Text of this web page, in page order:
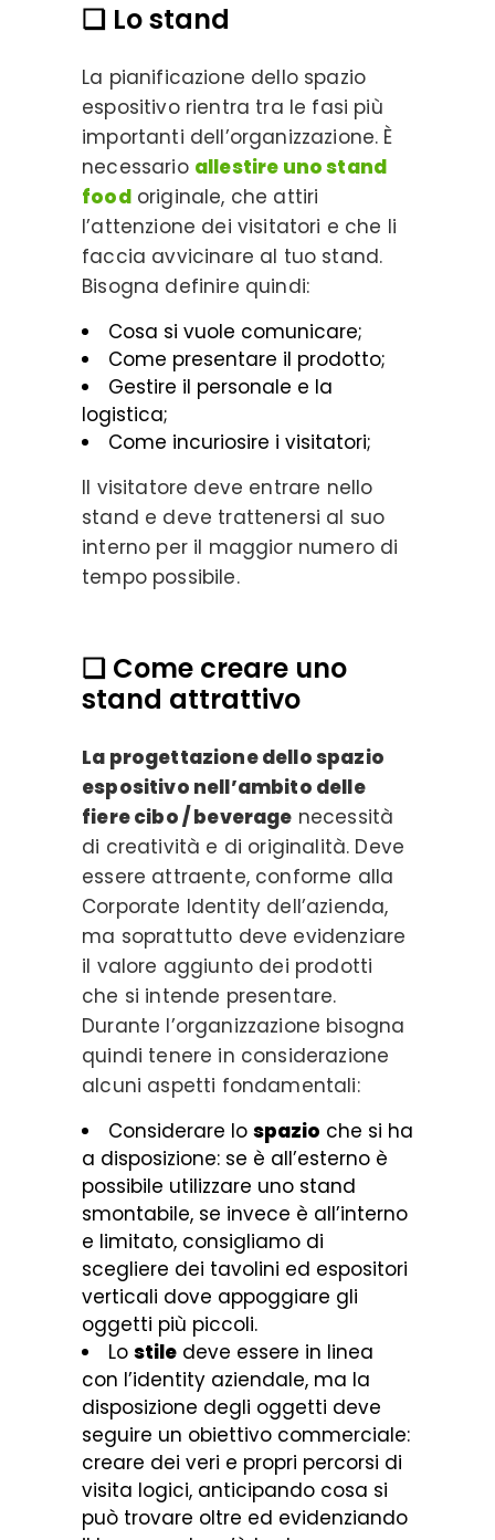
❏ Lo stand
La pianificazione dello spazio
espositivo rientra tra le fasi più
importanti dell’organizzazione. È
necessario allestire uno stand
foodoriginale, che attiri
l’attenzione dei visitatori e che li
faccia avvicinare al tuo stand.
Bisogna definire quindi:
Cosa si vuole comunicare;
Come presentare il prodotto;
Gestire il personale e la
logistica;
Come incuriosire i visitatori;
Il visitatore deve entrare nello
stand e deve trattenersi al suo
interno per il maggior numero di
tempo possibile.
❏ Come creare uno
stand attrattivo
La progettazione dello spazio
espositivo nell’ambito delle
fiere cibo / beverage necessità
di creatività e di originalità. Deve
essere attraente, conforme alla
Corporate Identity dell’azienda,
ma soprattutto deve evidenziare
il valore aggiunto dei prodotti
che si intende presentare.
Durante l’organizzazione bisogna
quindi tenere in considerazione
alcuni aspetti fondamentali:
Considerare lo spazio che si ha
a disposizione: se è all’esterno è
possibile utilizzare uno stand
smontabile, se invece è all’interno
e limitato, consigliamo di
scegliere dei tavolini ed espositori
verticali dove appoggiare gli
oggetti più piccoli.
Lo stile deve essere in linea
con l’identity aziendale, ma la
disposizione degli oggetti deve
seguire un obiettivo commerciale:
creare dei veri e propri percorsi di
visita logici, anticipando cosa si
può trovare oltre ed evidenziando